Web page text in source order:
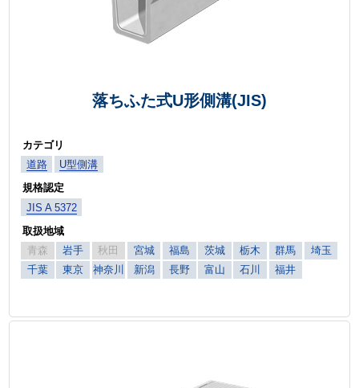
落ちふた式U形側溝(JIS)
カテゴリ
道路
U型側溝
規格認定
JIS A 5372
取扱地域
青森
岩手 秋田 宮城 福島 茨城 栃木 群馬
埼玉
千葉
東京 神奈川 新潟 長野 富山 石川 福井